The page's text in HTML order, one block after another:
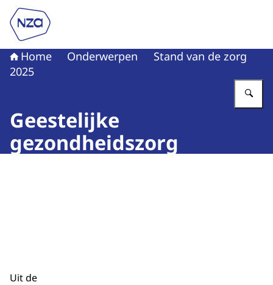
Naar de homepage van Nederlandse Zorgautoriteit
Home Onderwerpen
Stand van de zorg
2025
Geestelijke
gezondheidszorg
Uit de